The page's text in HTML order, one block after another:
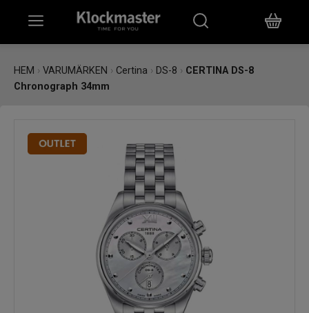
KLOCKOR
SMYCKEN
PRESENTKORT
HEM › VARUMÄRKEN › Certina › DS-8 › CERTINA DS-8
Chronograph 34mm